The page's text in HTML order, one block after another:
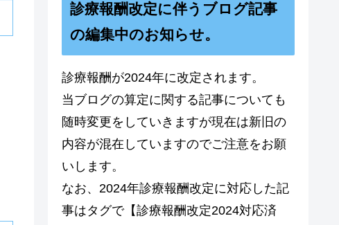
診療報酬改定に伴うブログ記事
の編集中のお知らせ。
診療報酬が2024年に改定されます。
当ブログの算定に関する記事についても
随時変更をしていきますが現在は新旧の
内容が混在していますのでご注意をお願
いします。
なお、2024年診療報酬改定に対応した記
事はタグで【診療報酬改定2024対応済